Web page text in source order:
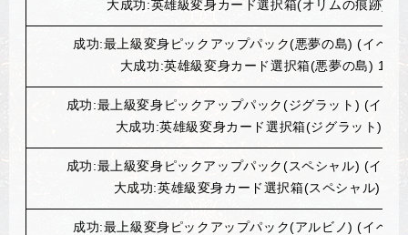
大成功:英雄級変身カード選択箱(オリムの痕跡) 1
成功:最上級変身ピックアップパック(悪夢の島) (イベン
大成功:英雄級変身カード選択箱(悪夢の島) 1個
成功:最上級変身ピックアップパック(ジグラット) (イベ
大成功:英雄級変身カード選択箱(ジグラット)1個
成功:最上級変身ピックアップパック(スペシャル) (イベ
大成功:英雄級変身カード選択箱(スペシャル) 1個
成功:最上級変身ピックアップパック(アルビノ) (イベン